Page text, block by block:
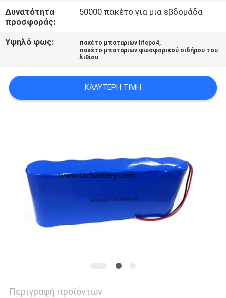
ΕΙΔΉΣΕΙΣ
ΠΕΡΙΠΤΏΣΕΙΣ
ΈΝΑ
PRIVACY
POLICY
Δυνατότητα
προσφοράς:
50000 πακέτο για μια εβδομάδα
Υψηλό φως: πακέτο μπαταριών lifepo4,
πακέτο μπαταριών φωσφορικού σιδήρου του
λιθίου
ΚΑΛΎΤΕΡΗ ΤΙΜΉ
Περιγραφή προϊόντων